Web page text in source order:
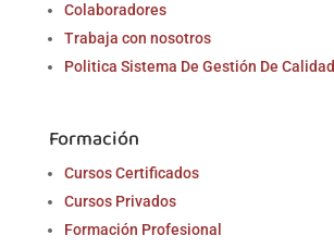
Colaboradores
Trabaja con nosotros
Politica Sistema De Gestión De Calidad
Formación
Cursos Certificados
Cursos Privados
Formación Profesional